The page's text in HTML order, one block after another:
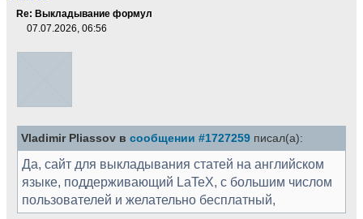
Re: Выкладывание формул
07.07.2026, 06:56
Vladimir Pliassov в сообщении #1727259 писал(а):
Да, сайт для выкладывания статей на английском
языке, поддерживающий LaTeX, с большим числом
пользователей и желательно бесплатный,